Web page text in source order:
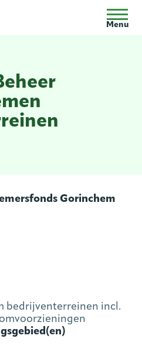
Menu
Gorinchem
bedrijventerreinen incl.